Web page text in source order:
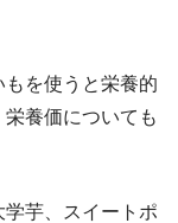
を使うと栄養的
養価についても
芋、スイートポ